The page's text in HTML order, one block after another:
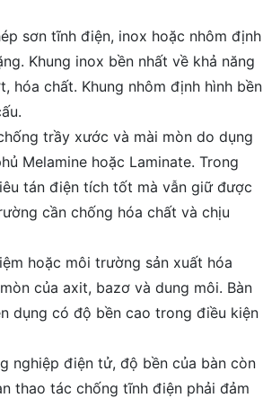
sơn tĩnh điện, inox hoặc nhôm định
Khung inox bền nhất về khả năng
hóa chất. Khung nhôm định hình bền
trầy xước và mài mòn do dụng
Melamine hoặc Laminate. Trong
tán điện tích tốt mà vẫn giữ được
cần chống hóa chất và chịu
hoặc môi trường sản xuất hóa
của axit, bazơ và dung môi. Bàn
dụng có độ bền cao trong điều kiện
nghiệp điện tử, độ bền của bàn còn
thao tác chống tĩnh điện phải đảm